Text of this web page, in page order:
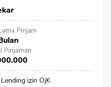
Pinjam
Pinjaman
izin OjK
CANCEL